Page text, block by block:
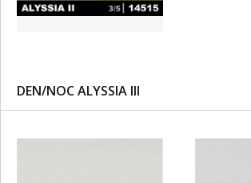
DEN/NOC ALYSSIA III